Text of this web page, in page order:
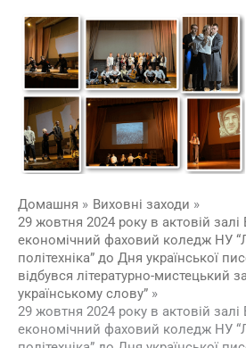
вмісту
Домашня
Виховні заходи
29 жовтня 2024 року в актовій залі
економічний фаховий коледж НУ
політехніка” до Дня української
відбувся літературно-мистецький
українському слову”
29 жовтня 2024 року в актовій залі
економічний фаховий коледж НУ